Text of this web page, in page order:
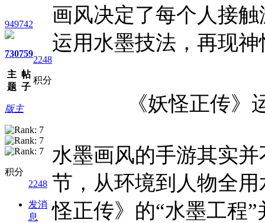
949742
730
主
题
759
帖
子
2248
积分
版主
积分
2248
发消
息
画风决定了每个人接
运用水墨技法，再现
《妖怪正传
水墨画风的手游其实
节，从环境到人物全
怪正传》的“水墨工程